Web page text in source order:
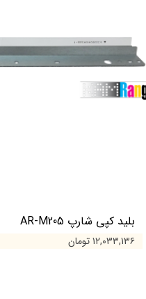
بلید کپی شارپ AR-M205
۱۲,۰۳۳,۱۳۶ تومان